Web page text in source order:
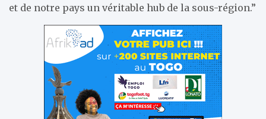
et de notre pays un véritable hub de la sous-région.”